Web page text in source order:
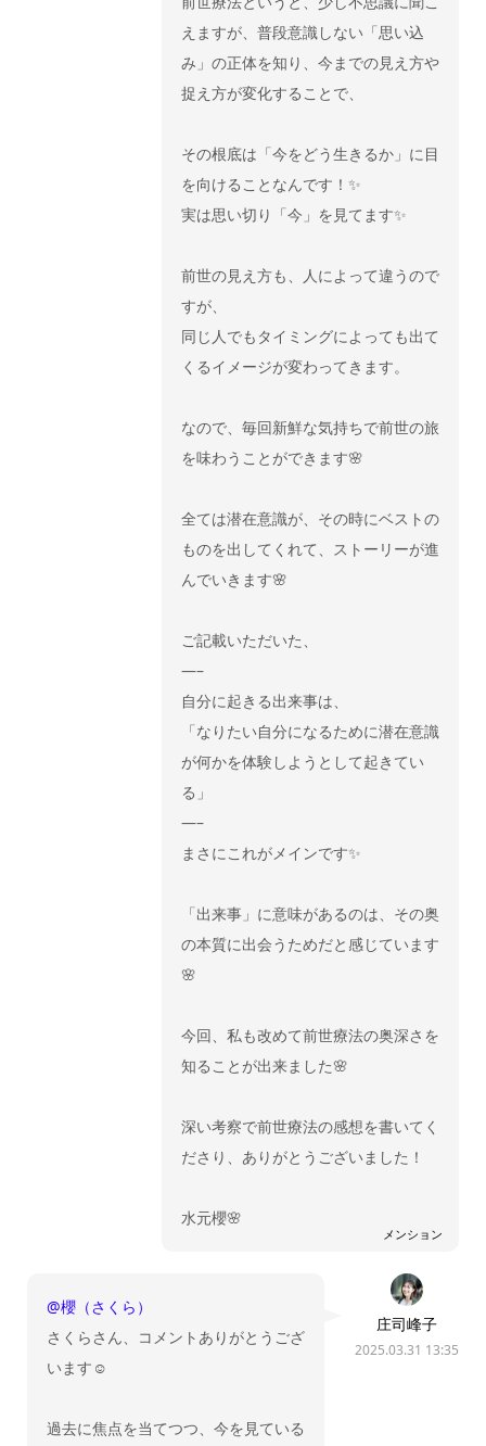
メンション
えますが、普段意識しない「思い込
み」の正体を知り、今までの見え方や
捉え方が変化することで、
その根底は「今をどう生きるか」に目
を向けることなんです！✨
実は思い切り「今」を見てます✨
前世の見え方も、人によって違うので
すが、
同じ人でもタイミングによっても出て
くるイメージが変わってきます。
なので、毎回新鮮な気持ちで前世の旅
を味わうことができます🌸
全ては潜在意識が、その時にベストの
ものを出してくれて、ストーリーが進
んでいきます🌸
ご記載いただいた、
—–
自分に起きる出来事は、
「なりたい自分になるために潜在意識
が何かを体験しようとして起きてい
る」
—–
まさにこれがメインです✨
「出来事」に意味があるのは、その奥
の本質に出会うためだと感じています
🌸
今回、私も改めて前世療法の奥深さを
知ることが出来ました🌸
深い考察で前世療法の感想を書いてく
ださり、ありがとうございました！
水元櫻🌸
庄司峰子
2025.03.31 13:35
@櫻（さくら）
さくらさん、コメントありがとうござ
います☺️
過去に焦点を当てつつ、今を見ている